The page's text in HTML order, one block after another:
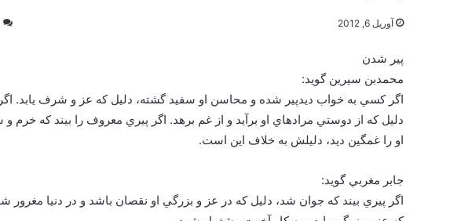
آوریل 6, 2012
پير شدن
محمدبن سيرين گويد:
اگر كسي به خواب ديدپير شده و محاسن او سفيد گشته، دليل كه عز و شرف يابد.
دليل كه از دوستي مرادهاي او برآيد و از غم برهد. اگر پيري معروف را بيند كه خرم
او را غمگين ديد، دليلش به خلاف اين است.
جابر مغربي گويد:
اگر پيري بيند كه جوان شد، دليل كه در عز و بزرگي او نقصان باشد و در دنيا مغرور